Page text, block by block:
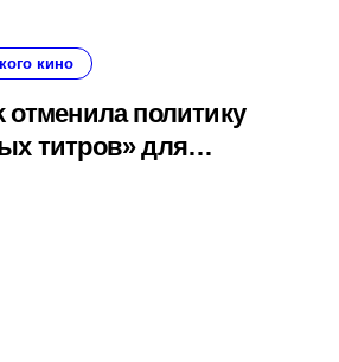
кино
отменила политику
титров» для